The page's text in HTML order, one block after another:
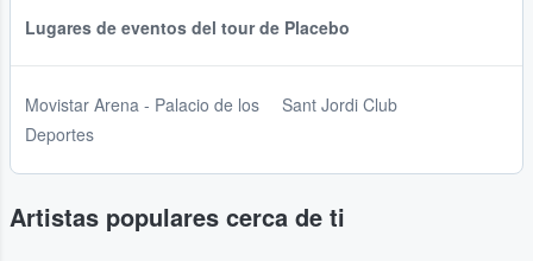
Lugares de eventos del tour de Placebo
Movistar Arena - Palacio de los
Deportes
Sant Jordi Club
Artistas populares cerca de ti